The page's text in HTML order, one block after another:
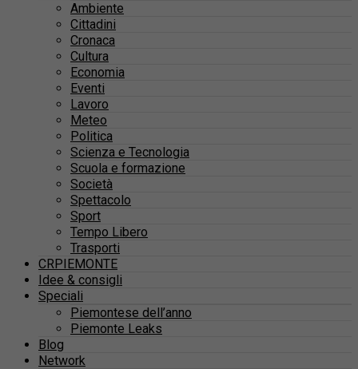
Ambiente
Cittadini
Cronaca
Cultura
Economia
Eventi
Lavoro
Meteo
Politica
Scienza e Tecnologia
Scuola e formazione
Società
Spettacolo
Sport
Tempo Libero
Trasporti
CRPIEMONTE
Idee & consigli
Speciali
Piemontese dell’anno
Piemonte Leaks
Blog
Network